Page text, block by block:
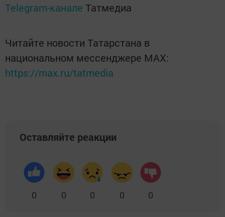
Telegram-канале Татмедиа
Читайте новости Татарстана в
национальном мессенджере MАХ:
https://max.ru/tatmedia
Оставляйте реакции
0 0 0 0 0